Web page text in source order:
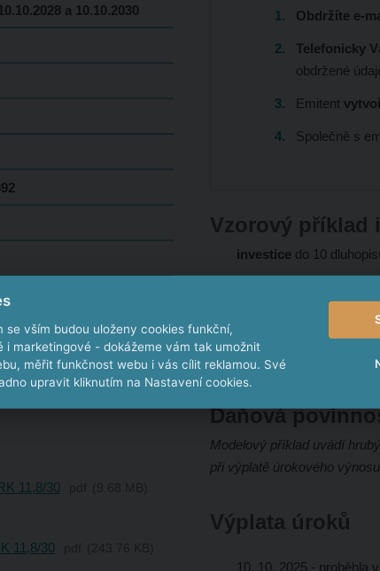
a 10.10.2030
prohlášení mateřské
11,8/30
11,8/30
Obdržíte e-
Telefonicky
obdržené
Emitent
Společně s
Vzorový příklad
investice do 10
navrácení
celkový
výnos za 8 let
tj. 94,40 %
z
Daňová
Modelový příklad uvádí
při výplatě úrokového
Výplata úroků
10. 10. 2025 - proběhla
se vším budou uloženy cookies funkční,
i marketingové - dokážeme vám tak umožnit
měřit funkčnost webu i vás cílit reklamou. Své
upravit kliknutím na Nastavení cookies.